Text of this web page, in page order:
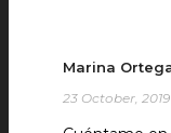
Marina
23 October,